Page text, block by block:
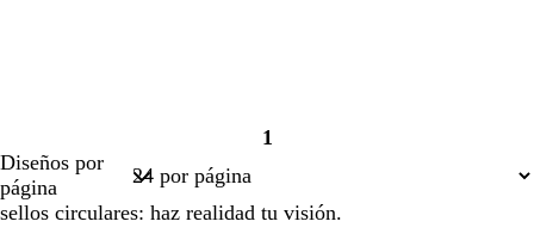
Página
1
Diseños por
página
sellos circulares: haz realidad tu visión.